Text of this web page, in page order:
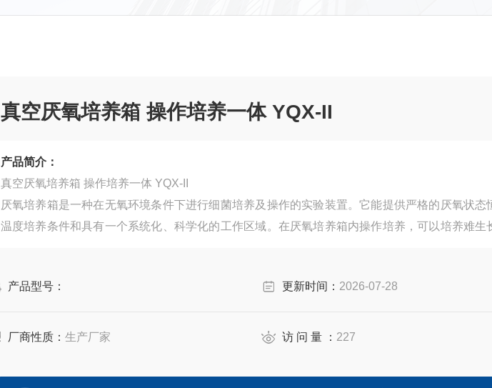
真空厌氧培养箱 操作培养一体 YQX-II
产品简介：
真空厌氧培养箱 操作培养一体 YQX-II
厌氧培养箱是一种在无氧环境条件下进行细菌培养及操作的实验装置。它能提供严格的厌氧状态
温度培养条件和具有一个系统化、科学化的工作区域。在厌氧培养箱内操作培养，可以培养难生
产品型号：
更新时间： 2026-07-28
厂商性质： 生产厂家 访 问 量 ： 227